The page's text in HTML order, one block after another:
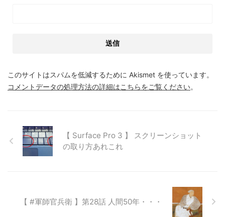
このサイトはスパムを低減するために Akismet を使っています。
コメントデータの処理方法の詳細はこちらをご覧ください。
【 Surface Pro 3 】 スクリーンショット
の取り方あれこれ
【 #軍師官兵衛 】第28話 人間50年・・・